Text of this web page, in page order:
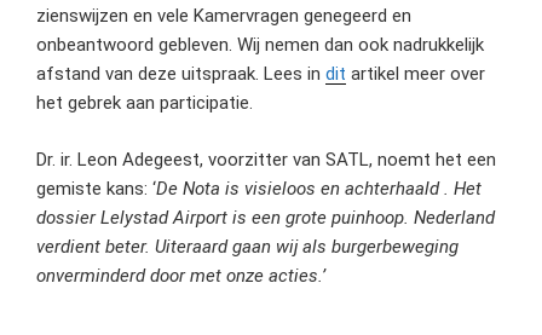
zienswijzen en vele Kamervragen genegeerd en
onbeantwoord gebleven. Wij nemen dan ook nadrukkelijk
afstand van deze uitspraak. Lees in dit artikel meer over
het gebrek aan participatie.
Dr. ir. Leon Adegeest, voorzitter van SATL, noemt het een
gemiste kans: ‘De Nota is visieloos en achterhaald . Het
dossier Lelystad Airport is een grote puinhoop. Nederland
verdient beter. Uiteraard gaan wij als burgerbeweging
onverminderd door met onze acties.’